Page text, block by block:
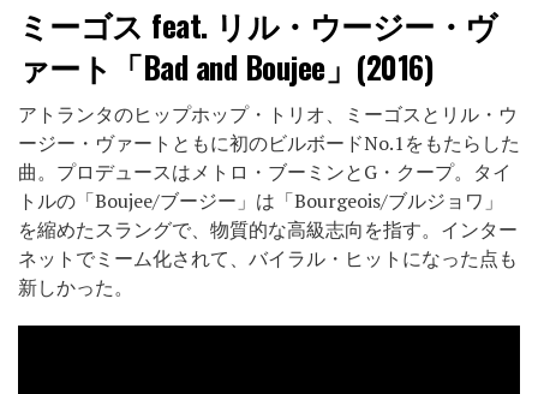
ミーゴス feat. リル・ウージー・ヴ
ァート「Bad and Boujee」(2016)
アトランタのヒップホップ・トリオ、ミーゴスとリル・ウ
ージー・ヴァートともに初のビルボードNo.1をもたらした
曲。プロデュースはメトロ・ブーミンとG・クープ。タイ
トルの「Boujee/ブージー」は「Bourgeois/ブルジョワ」
を縮めたスラングで、物質的な高級志向を指す。インター
ネットでミーム化されて、バイラル・ヒットになった点も
新しかった。